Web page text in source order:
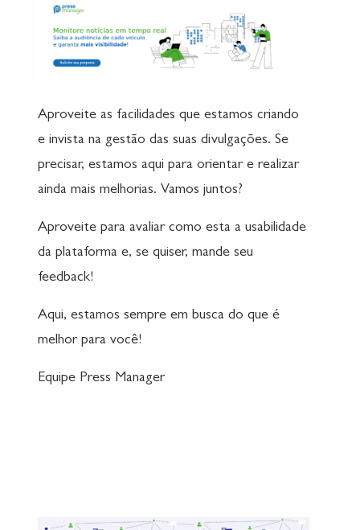
Aproveite as facilidades que estamos criando
e invista na gestão das suas divulgações. Se
precisar, estamos aqui para orientar e realizar
ainda mais melhorias. Vamos juntos?
Aproveite para avaliar como esta a usabilidade
da plataforma e, se quiser, mande seu
feedback!
Aqui, estamos sempre em busca do que é
melhor para você!
Equipe Press Manager